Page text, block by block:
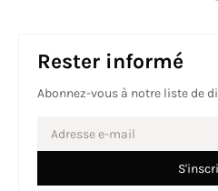
Rester informé
Abonnez-vous à notre liste de